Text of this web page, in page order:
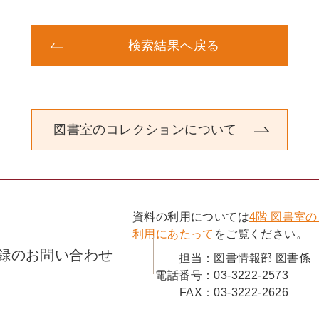
検索結果へ戻る
図書室のコレクションについて
のお問い合わせ
資料の利用については4階 図書室
利用にあたって をご覧ください。
担当： 図書情報部 図書係
電話番号：03-3222-2573
FAX：03-3222-2626